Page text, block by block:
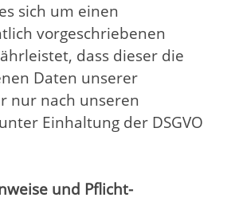
sich um einen
vorgeschriebenen
dass dieser die
Daten unserer
nur nach unseren
Einhaltung der DSGVO
und Pflicht­